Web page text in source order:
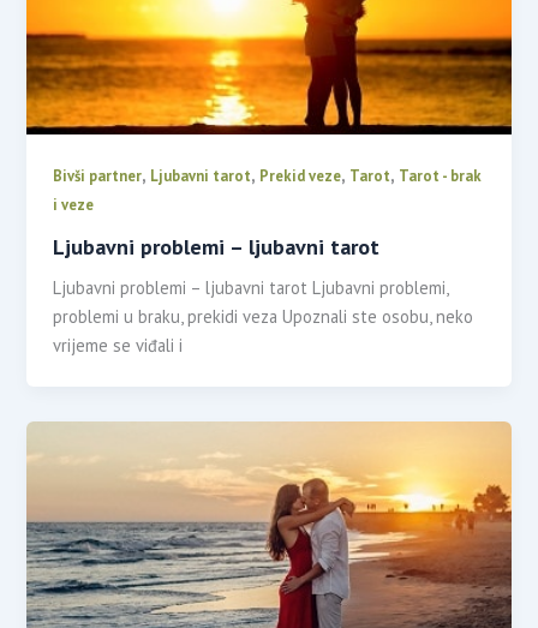
Bivši partner, Ljubavni tarot, Prekid veze, Tarot, Tarot - brak
i veze
Ljubavni problemi – ljubavni tarot
Ljubavni problemi – ljubavni tarot Ljubavni problemi,
problemi u braku, prekidi veza Upoznali ste osobu, neko
vrijeme se viđali i